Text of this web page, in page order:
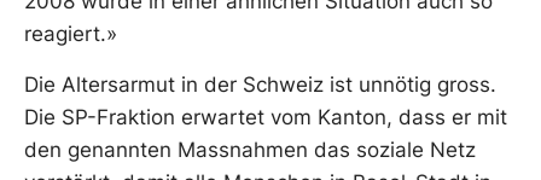
reagiert.»
Die Altersarmut in der Schweiz ist unnötig gross.
Die SP-Fraktion erwartet vom Kanton, dass er mit
den genannten Massnahmen das soziale Netz